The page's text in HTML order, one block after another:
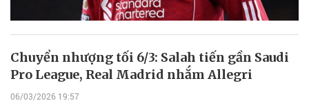
Chuyển nhượng tối 6/3: Salah tiến gần Saudi
Pro League, Real Madrid nhắm Allegri
06/03/2026 19:57